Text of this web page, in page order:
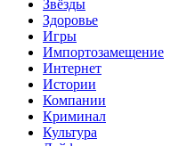
Звёзды
Здоровье
Игры
Импортозамещение
Интернет
Истории
Компании
Криминал
Культура